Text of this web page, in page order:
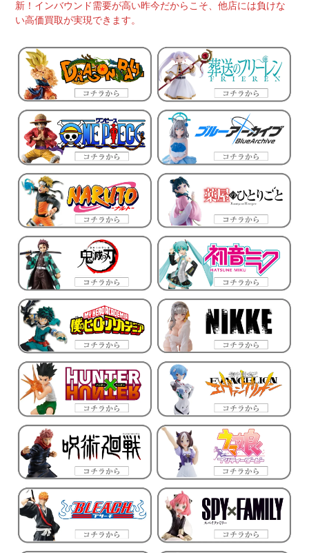
新！インバウンド需要が高い昨今だからこそ、他店には負けな
い高価買取が実現できます。